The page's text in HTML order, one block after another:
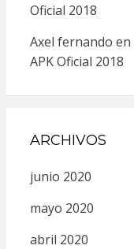
Oficial 2018
Axel fernando en
APK Oficial 2018
ARCHIVOS
junio 2020
mayo 2020
abril 2020